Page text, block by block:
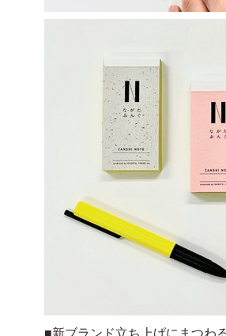
■新ブランド立ち上げにまつわ